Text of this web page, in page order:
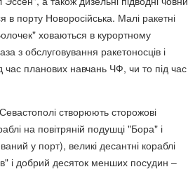
порту Новоросійська. Малі ракетні
ховаються в курортному
з обслуговування ракетоносців і
планових навчань ЧФ, чи то під час
створюють сторожові
на повітряній подушці "Бора" і
у порт), великі десантні кораблі
і добрий десяток менших посудин –